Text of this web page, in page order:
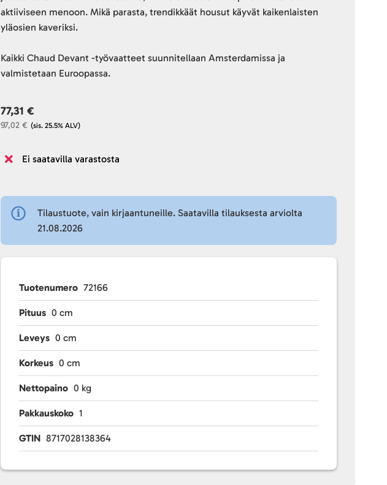
aktiiviseen menoon. Mikä parasta, trendikkäät housut käyvät kaikenlaisten
yläosien kaveriksi.
Kaikki Chaud Devant -työvaatteet suunnitellaan Amsterdamissa ja
valmistetaan Euroopassa.
(sis. 25.5% ALV)
97,02 €
77,31 €
Ei saatavilla varastosta
Tilaustuote, vain kirjaantuneille. Saatavilla tilauksesta arviolta
21.08.2026
Tuotenumero 72166
Pituus 0 cm
Leveys 0 cm
Korkeus 0 cm
Nettopaino 0 kg
Pakkauskoko 1
GTIN 8717028138364